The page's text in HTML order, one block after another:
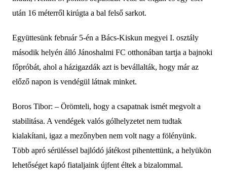
után 16 méterről kirúgta a bal felső sarkot.
Együttesünk február 5-én a Bács-Kiskun megyei I. osztály
második helyén álló Jánoshalmi FC otthonában tartja a bajnoki
főpróbát, ahol a házigazdák azt is bevállalták, hogy már az
előző napon is vendégül látnak minket.
Boros Tibor: – Örömteli, hogy a csapatnak ismét megvolt a
stabilitása. A vendégek valós gólhelyzetet nem tudtak
kialakítani, igaz a mezőnyben nem volt nagy a fölényünk.
Több apró sérüléssel bajlódó játékost pihentettünk, a helyükön
lehetőséget kapó fiataljaink újfent éltek a bizalommal.